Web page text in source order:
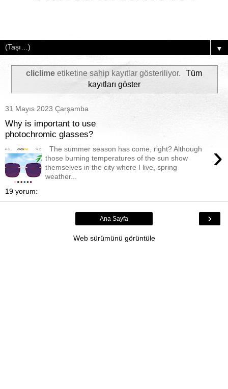
▼
cliclimeetiketine sahip kayıtlar gösteriliyor.
Tüm
kayıtları göster
31 Mayıs 2023 Çarşamba
Why is important to use
photochromic glasses?
›
The summer season has come, right? Although
those burning temperatures of the sun show
themselves in the city where I live, spring
weather...
19 yorum:
›
Ana Sayfa
Web sürümünü görüntüle